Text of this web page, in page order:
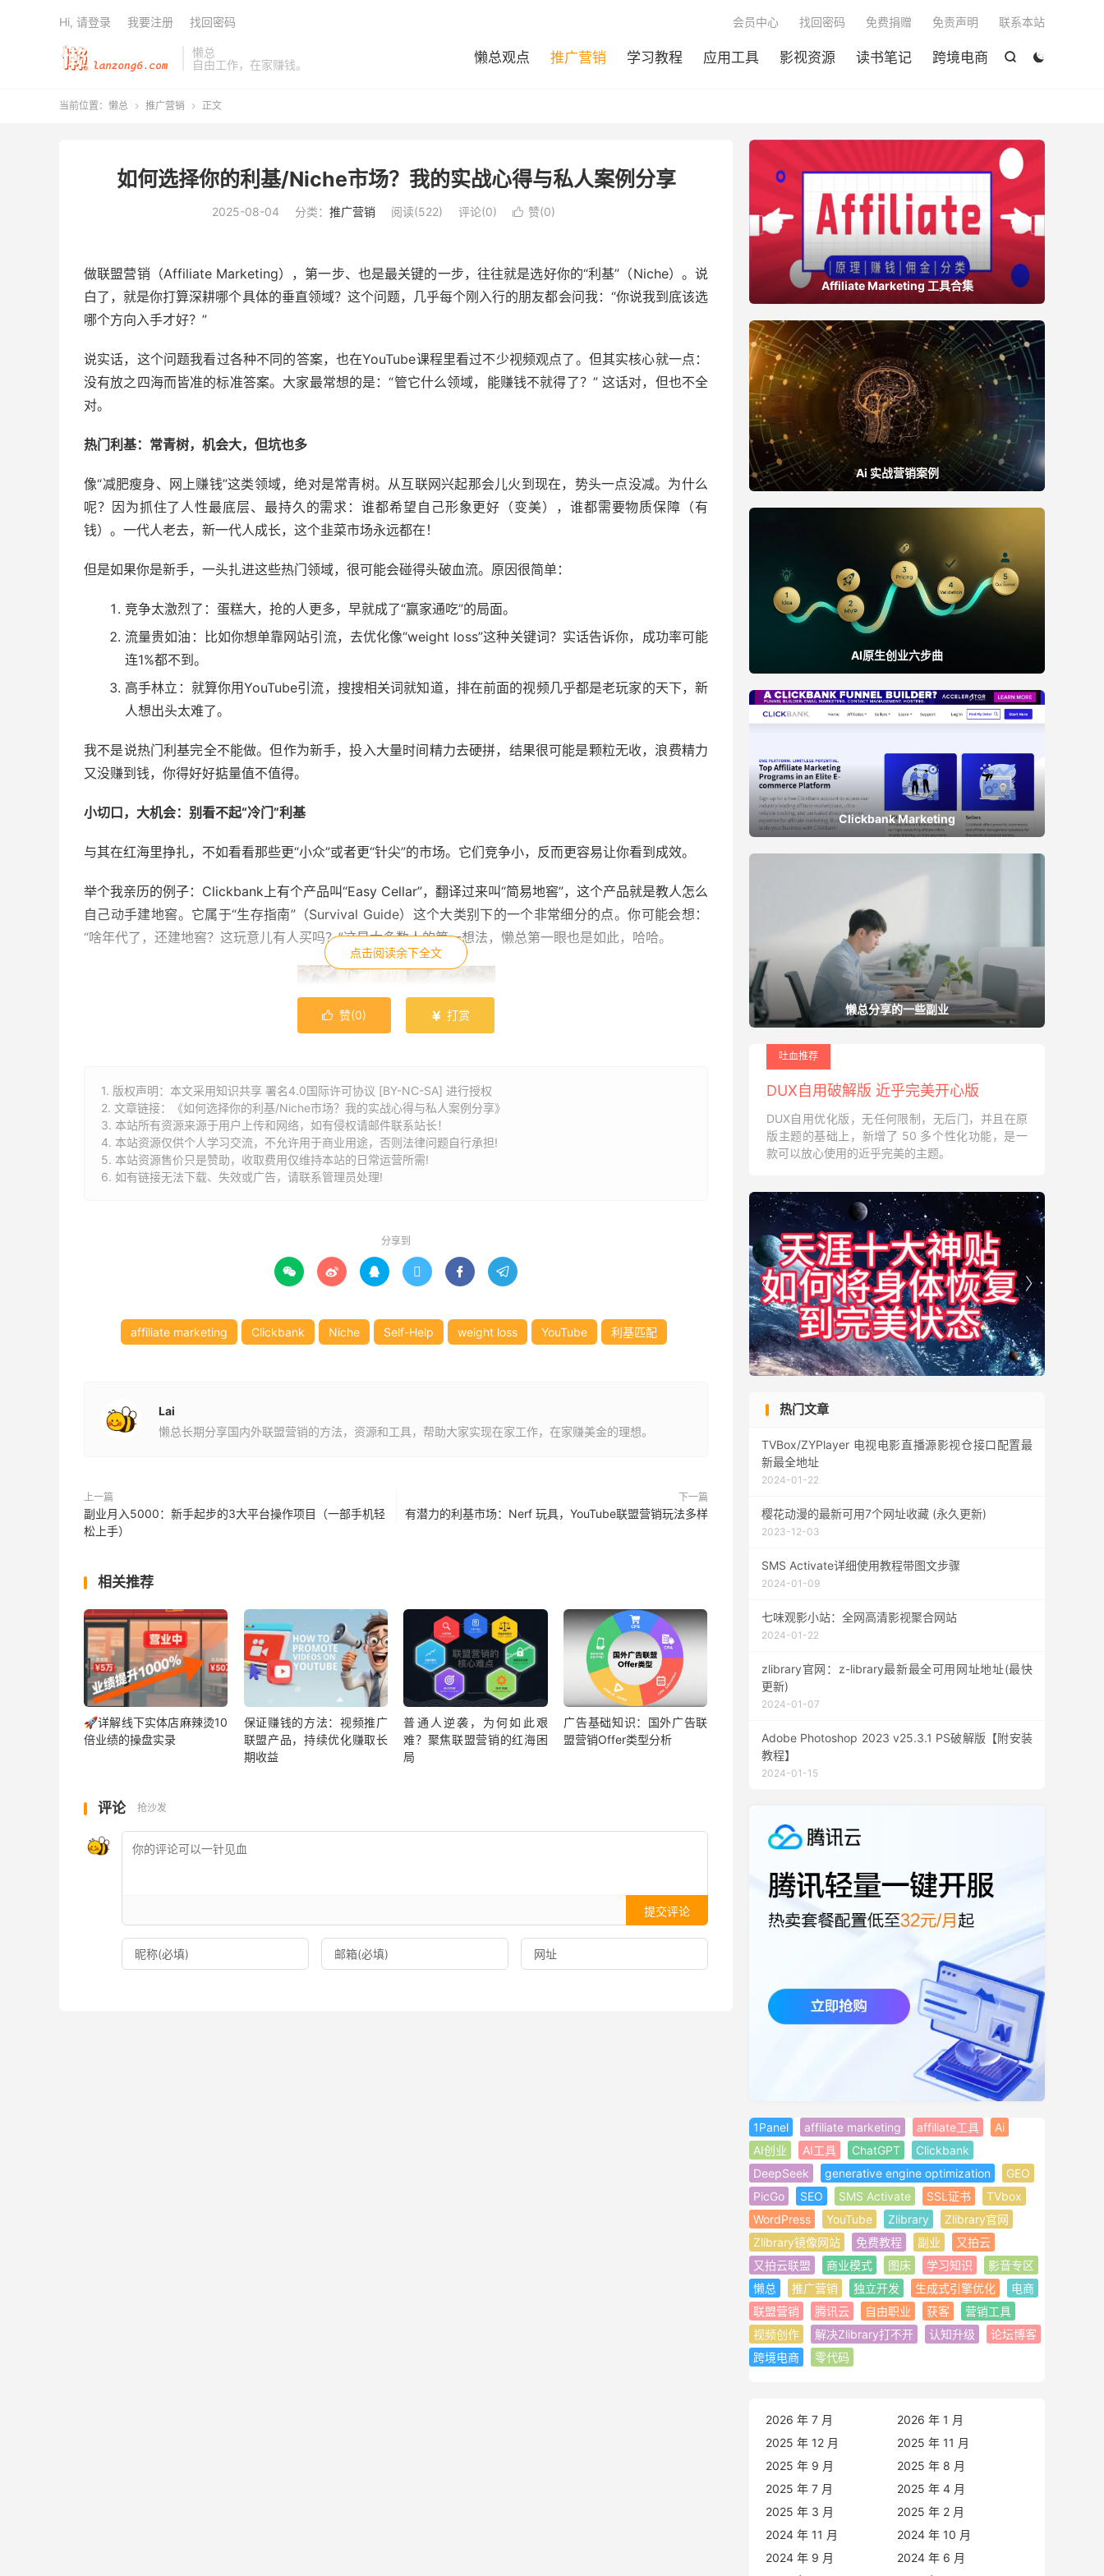
懒总
自由工作，在家赚钱。


懒总观点 推广营销 学习教程 应用工具 影视资源 读书笔记 跨境电商
会员中心 找回密码 免费捐赠 免责声明 联系本站
Hi, 请登录 我要注册 找回密码
当前位置： 懒总  推广营销  正文
如何选择你的利基/Niche市场？我的实战心得与私人案例分享
2025-08-04 分类： 推广营销 阅读(522) 评论(0)  赞(0)
做联盟营销（Affiliate Marketing），第一步、也是最关键的一步，往往就是选好你的“利基”（Niche）。说
白了，就是你打算深耕哪个具体的垂直领域？这个问题，几乎每个刚入行的朋友都会问我：“你说我到底该选
哪个方向入手才好？”
说实话，这个问题我看过各种不同的答案，也在YouTube课程里看过不少视频观点了。但其实核心就一点：
没有放之四海而皆准的标准答案。大家最常想的是：“管它什么领域，能赚钱不就得了？” 这话对，但也不全
对。
热门利基：常青树，机会大，但坑也多
像“减肥瘦身、网上赚钱”这类领域，绝对是常青树。从互联网兴起那会儿火到现在，势头一点没减。为什么
呢？因为抓住了人性最底层、最持久的需求：谁都希望自己形象更好（变美），谁都需要物质保障（有
钱）。一代人老去，新一代人成长，这个韭菜市场永远都在！
但是如果你是新手，一头扎进这些热门领域，很可能会碰得头破血流。原因很简单：
竞争太激烈了：蛋糕大，抢的人更多，早就成了“赢家通吃”的局面。
流量贵如油：比如你想单靠网站引流，去优化像“weight loss”这种关键词？实话告诉你，成功率可能
连1%都不到。
高手林立：就算你用YouTube引流，搜搜相关词就知道，排在前面的视频几乎都是老玩家的天下，新
人想出头太难了。
我不是说热门利基完全不能做。但作为新手，投入大量时间精力去硬拼，结果很可能是颗粒无收，浪费精力
又没赚到钱，你得好好掂量值不值得。
小切口，大机会：别看不起“冷门”利基
与其在红海里挣扎，不如看看那些更“小众”或者更“针尖”的市场。它们竞争小，反而更容易让你看到成效。
举个我亲历的例子：Clickbank上有个产品叫“Easy Cellar”，翻译过来叫“简易地窖”，这个产品就是教人怎么
自己动手建地窖。它属于“生存指南”（Survival Guide）这个大类别下的一个非常细分的点。你可能会想：
“啥年代了，还建地窖？这玩意儿有人买吗？”这是大多数人的第一想法，懒总第一眼也是如此，哈哈。
嘿，还真有！世界上相信末日论、担心美国会遭受EMP（电磁脉冲）袭击的人可不少。这个产品一直卖得不
错，我自己推广它就一直有出单。这说明什么？
选利基，我强烈建议结合你”自己真正的兴趣和爱好”。道理很简单：
你喜欢的东西，你才愿意花时间去钻研，不会觉得是负担。
长期积累下来，你很容易成为这个领域的”懂行人”，甚至未来可以推出自己的产品（比如电子书、视
频课程）。
成为专家
我自己的例子：我个人一直对灵性成长、内心探索这类话题特别着迷，看相关资料再久也不觉得累。反过
品就挺好：
它在CB上的热度指标（Gravity值）一度超过100，说明推广的人多且能出单。
佣金比例高达75%，还有3个后续增销（Upsell）环节，转化率挺可观。
最近它还推出了西班牙语版本，说明市场接受度广，产品主也一直在赚钱。
我推广这个产品，也一直有稳定的销售。
点击阅读余下全文
 赞(0)  打赏
1. 版权声明：本文采用知识共享 署名4.0国际许可协议 [BY-NC-SA] 进行授权
2. 文章链接：
《如何选择你的利基/Niche市场？我的实战心得与私人案例分享》
3. 本站所有资源来源于用户上传和网络，如有侵权请邮件联系站长！
4. 本站资源仅供个人学习交流，不允许用于商业用途，否则法律问题自行承担!
5. 本站资源售价只是赞助，收取费用仅维持本站的日常运营所需!
6. 如有链接无法下载、失效或广告，请联系管理员处理!
分享到
     
affiliate marketing Clickbank Niche Self-Help weight loss YouTube 利基匹配
Lai
懒总长期分享国内外联盟营销的方法，资源和工具，帮助大家实现在家工作，在家赚美金的理想。
上一篇
副业月入5000：新手起步的3大平台操作项目（一部手机轻
松上手）
下一篇
有潜力的利基市场：Nerf 玩具，YouTube联盟营销玩法多样
相关推荐
🚀详解线下实体店麻辣烫10
倍业绩的操盘实录
保证赚钱的方法：视频推广
联盟产品，持续优化赚取长
期收益
普通人逆袭，为何如此艰
难？聚焦联盟营销的红海困
局
广告基础知识：国外广告联
盟营销Offer类型分析
评论 抢沙发
提交评论
Affiliate Marketing 工具合集
Ai 实战营销案例
AI原生创业六步曲
Clickbank Marketing
懒总分享的一些副业
吐血推荐
DUX自用破解版 近乎完美开心版
DUX自用优化版，无任何限制，无后门，并且在原
版主题的基础上，新增了 50 多个性化功能，是一
款可以放心使用的近乎完美的主题。


热门文章
TVBox/ZYPlayer 电视电影直播源影视仓接口配置最
新最全地址
2024-01-22
樱花动漫的最新可用7个网址收藏 (永久更新)
2023-12-03
SMS Activate详细使用教程带图文步骤
2024-01-09
七味观影小站：全网高清影视聚合网站
2024-01-22
zlibrary官网：z-library最新最全可用网址地址(最快
更新)
2024-01-07
Adobe Photoshop 2023 v25.3.1 PS破解版【附安装
教程】
2024-01-15
1Panel affiliate marketing affiliate工具
Ai
AI创业
AI工具 ChatGPT
Clickbank
DeepSeek
generative engine optimization
GEO
PicGo
SEO SMS Activate SSL证书
TVbox
WordPress
YouTube Zlibrary
Zlibrary官网
Zlibrary镜像网站
免费教程 副业
又拍云
又拍云联盟
商业模式 图床 学习知识
影音专区
懒总
推广营销 独立开发 生成式引擎优化
电商
联盟营销
腾讯云 自由职业 获客
营销工具
视频创作
解决Zlibrary打不开 认知升级
论坛博客
跨境电商
零代码
2026 年 7 月
2026 年 1 月
2025 年 12 月
2025 年 11 月
2025 年 9 月
2025 年 8 月
2025 年 7 月
2025 年 4 月
2025 年 3 月
2025 年 2 月
2024 年 11 月
2024 年 10 月
2024 年 9 月
2024 年 6 月